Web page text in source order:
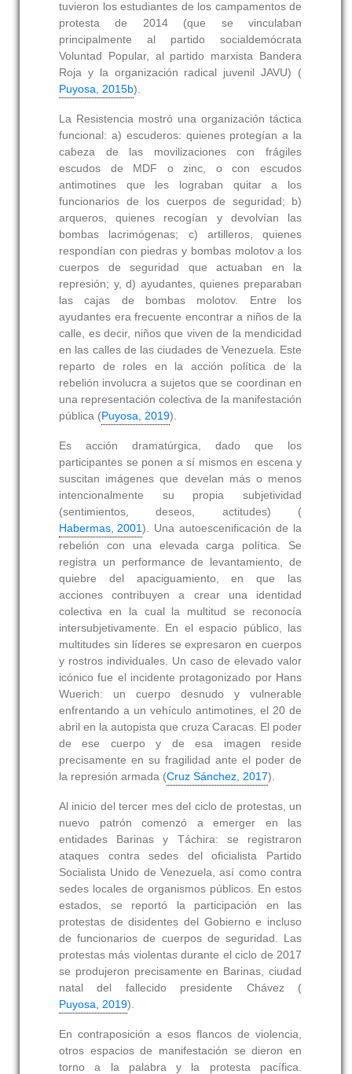
tuvieron los estudiantes de los campamentos de
protesta de 2014 (que se vinculaban
principalmente al partido socialdemócrata
Voluntad Popular, al partido marxista Bandera
Roja y la organización radical juvenil JAVU) (
Puyosa, 2015b).
La Resistencia mostró una organización táctica
funcional: a) escuderos: quienes protegían a la
cabeza de las movilizaciones con frágiles
escudos de MDF o zinc, o con escudos
antimotines que les lograban quitar a los
funcionarios de los cuerpos de seguridad; b)
arqueros, quienes recogían y devolvían las
bombas lacrimógenas; c) artilleros, quienes
respondían con piedras y bombas molotov a los
cuerpos de seguridad que actuaban en la
represión; y, d) ayudantes, quienes preparaban
las cajas de bombas molotov. Entre los
ayudantes era frecuente encontrar a niños de la
calle, es decir, niños que viven de la mendicidad
en las calles de las ciudades de Venezuela. Este
reparto de roles en la acción política de la
rebelión involucra a sujetos que se coordinan en
una representación colectiva de la manifestación
pública (Puyosa, 2019).
Es acción dramatúrgica, dado que los
participantes se ponen a sí mismos en escena y
suscitan imágenes que develan más o menos
intencionalmente su propia subjetividad
(sentimientos, deseos, actitudes) (
Habermas, 2001). Una autoescenificación de la
rebelión con una elevada carga política. Se
registra un performance de levantamiento, de
quiebre del apaciguamiento, en que las
acciones contribuyen a crear una identidad
colectiva en la cual la multitud se reconocía
intersubjetivamente. En el espacio público, las
multitudes sin líderes se expresaron en cuerpos
y rostros individuales. Un caso de elevado valor
icónico fue el incidente protagonizado por Hans
Wuerich: un cuerpo desnudo y vulnerable
enfrentando a un vehículo antimotines, el 20 de
abril en la autopista que cruza Caracas. El poder
de ese cuerpo y de esa imagen reside
precisamente en su fragilidad ante el poder de
la represión armada (Cruz Sánchez, 2017).
Al inicio del tercer mes del ciclo de protestas, un
nuevo patrón comenzó a emerger en las
entidades Barinas y Táchira: se registraron
ataques contra sedes del oficialista Partido
Socialista Unido de Venezuela, así como contra
sedes locales de organismos públicos. En estos
estados, se reportó la participación en las
protestas de disidentes del Gobierno e incluso
de funcionarios de cuerpos de seguridad. Las
protestas más violentas durante el ciclo de 2017
se produjeron precisamente en Barinas, ciudad
natal del fallecido presidente Chávez (
Puyosa, 2019).
En contraposición a esos flancos de violencia,
otros espacios de manifestación se dieron en
torno a la palabra y la protesta pacífica.